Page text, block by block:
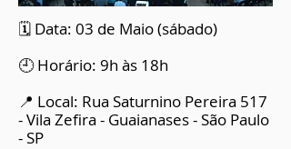
🗓 Data: 03 de Maio (sábado)
🕘 Horário: 9h às 18h
📍 Local: Rua Saturnino Pereira 517
- Vila Zefira - Guaianases - São Paulo
- SP